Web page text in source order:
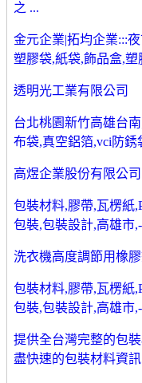
之 ...
金元企業|拓均企業:::
塑膠袋,紙袋,飾品盒,
透明光工業有限公司
台北桃園新竹高雄台
布袋,真空鋁箔,vci防銹
高煜企業股份有限公
包裝材料,膠帶,瓦楞紙
包裝,包裝設計,高雄市
洗衣機高度調節用橡
包裝材料,膠帶,瓦楞紙
包裝,包裝設計,高雄市
提供全台灣完整的包
盡快速的包裝材料資訊